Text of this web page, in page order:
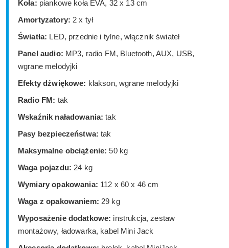
Koła: piankowe koła EVA, 32 x 13 cm
Amortyzatory: 2 x tył
Światła: LED, przednie i tylne, włącznik świateł
Panel audio: MP3, radio FM, Bluetooth, AUX, USB,
wgrane melodyjki
Efekty dźwiękowe: klakson, wgrane melodyjki
Radio FM: tak
Wskaźnik naładowania: tak
Pasy bezpieczeństwa: tak
Maksymalne obciążenie: 50 kg
Waga pojazdu: 24 kg
Wymiary opakowania: 112 x 60 x 46 cm
Waga z opakowaniem: 29 kg
Wyposażenie dodatkowe: instrukcja, zestaw
montażowy, ładowarka, kabel Mini Jack